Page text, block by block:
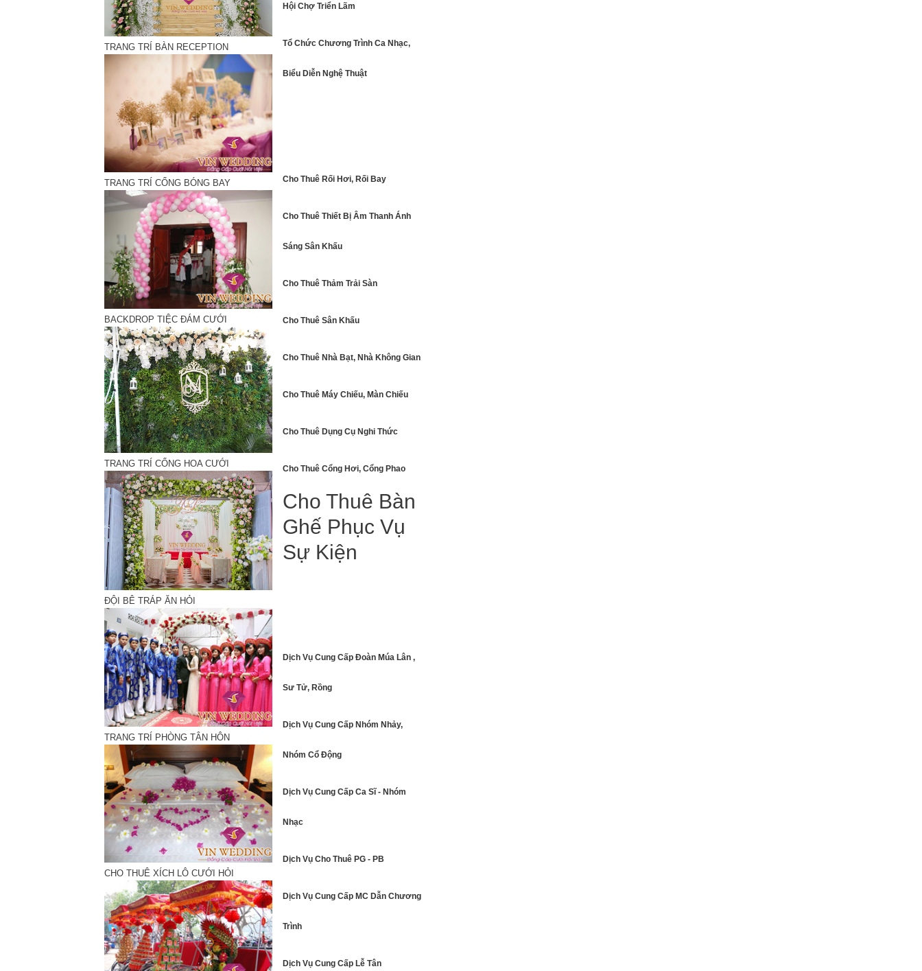
TRANG TRÍ BÀN RECEPTION
TRANG TRÍ CỔNG BÓNG BAY
BACKDROP TIỆC ĐÁM CƯỚI
TRANG TRÍ CỔNG HOA CƯỚI
ĐỘI BÊ TRÁP ĂN HỎI
TRANG TRÍ PHÒNG TÂN HÔN
CHO THUÊ XÍCH LÔ CƯỚI HỎI
Hội Chợ Triển Lãm
Tổ Chức Chương Trình Ca Nhạc,
Biểu Diễn Nghệ Thuật
Cho Thuê Rối Hơi, Rối Bay
Cho Thuê Thiết Bị Âm Thanh Ánh
Sáng Sân Khấu
Cho Thuê Thảm Trải Sàn
Cho Thuê Sân Khấu
Cho Thuê Nhà Bạt, Nhà Không Gian
Cho Thuê Máy Chiếu, Màn Chiếu
Cho Thuê Dụng Cụ Nghi Thức
Cho Thuê Cổng Hơi, Cổng Phao
Cho Thuê Bàn
Ghế Phục Vụ
Sự Kiện
Dịch Vụ Cung Cấp Đoàn Múa Lân ,
Sư Tử, Rồng
Dịch Vụ Cung Cấp Nhóm Nhảy,
Nhóm Cổ Động
Dịch Vụ Cung Cấp Ca Sĩ - Nhóm
Nhạc
Dịch Vụ Cho Thuê PG - PB
Dịch Vụ Cung Cấp MC Dẫn Chương
Trình
Dịch Vụ Cung Cấp Lễ Tân